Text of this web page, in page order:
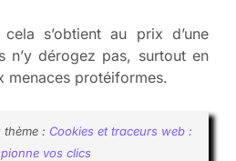
s’obtient au prix d’une
n’y dérogez pas, surtout en
menaces protéiformes.
: Cookies et traceurs web :
vos clics